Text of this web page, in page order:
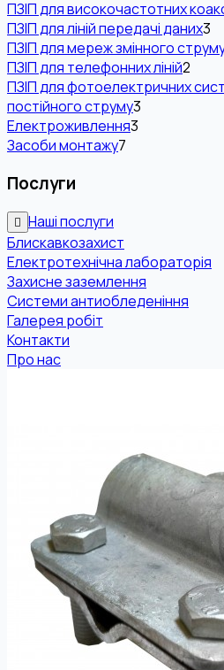
ПЗІП для високочастотних
ПЗІП для ліній передачі даних3
ПЗІП для мереж змінного
ПЗІП для телефонних ліній2
ПЗІП для фотоелектричних
постійного струму3
Електроживлення3
Засоби монтажу7
Послуги
Наші послуги
Блискавкозахист
Електротехнічна лабораторія
Захисне заземлення
Системи антиобледеніння
Галерея робіт
Контакти
Про нас